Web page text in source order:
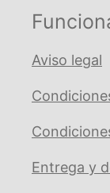
Aviso legal
Entrega y